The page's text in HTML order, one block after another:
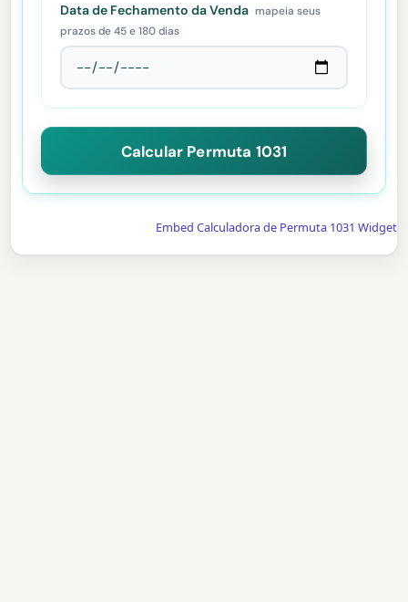
Data de Fechamento da Venda mapeia seus
prazos de 45 e 180 dias
Calcular Permuta 1031
Embed Calculadora de Permuta 1031 Widget